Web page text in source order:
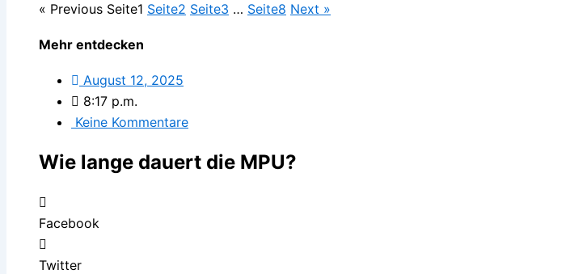
« Previous Seite1 Seite2 Seite3 … Seite8 Next »
Mehr entdecken
August 12, 2025
8:17 p.m.
Keine Kommentare
Wie lange dauert die MPU?
Facebook
Twitter